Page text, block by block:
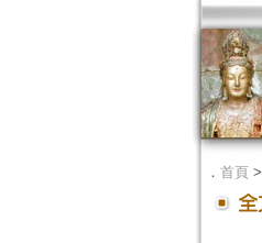
． 首頁>